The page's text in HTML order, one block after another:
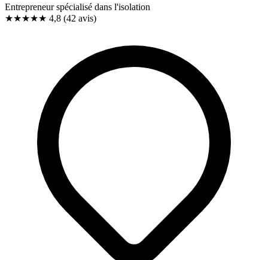
Entrepreneur spécialisé dans l'isolation
★★★★★ 4,8 (42 avis)